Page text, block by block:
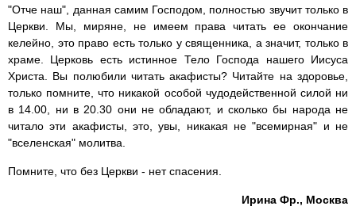
"Отче наш", данная самим Господом, полностью звучит только в
Церкви. Мы, миряне, не имеем права читать ее окончание
келейно, это право есть только у священника, а значит, только в
храме. Церковь есть истинное Тело Господа нашего Иисуса
Христа. Вы полюбили читать акафисты? Читайте на здоровье,
только помните, что никакой особой чудодейственной силой ни
в 14.00, ни в 20.30 они не обладают, и сколько бы народа не
читало эти акафисты, это, увы, никакая не "всемирная" и не
"вселенская" молитва.
Помните, что без Церкви - нет спасения.
Ирина Фр., Москва